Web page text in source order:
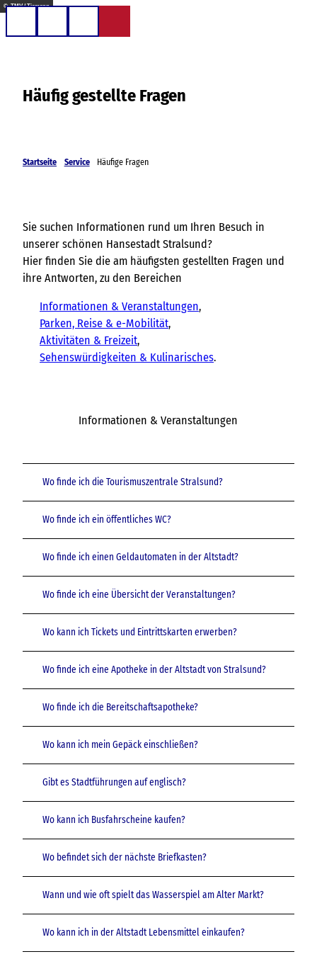
Z© TMV / Tiemann
Häufig gestellte Fragen
Startseite Service Häufige Fragen
Sie suchen Informationen rund um Ihren Besuch in
unserer schönen Hansestadt Stralsund?
Hier finden Sie die am häufigsten gestellten Fragen und
ihre Antworten, zu den Bereichen
Informationen & Veranstaltungen,
Parken, Reise & e-Mobilität,
Aktivitäten & Freizeit,
Sehenswürdigkeiten & Kulinarisches.
Informationen & Veranstaltungen
Wo finde ich die Tourismuszentrale Stralsund?
Wo finde ich ein öffentliches WC?
Wo finde ich einen Geldautomaten in der Altstadt?
Wo finde ich eine Übersicht der Veranstaltungen?
Wo kann ich Tickets und Eintrittskarten erwerben?
Wo finde ich eine Apotheke in der Altstadt von Stralsund?
Wo finde ich die Bereitschaftsapotheke?
Wo kann ich mein Gepäck einschließen?
Gibt es Stadtführungen auf englisch?
Wo kann ich Busfahrscheine kaufen?
Wo befindet sich der nächste Briefkasten?
Wann und wie oft spielt das Wasserspiel am Alter Markt?
Wo kann ich in der Altstadt Lebensmittel einkaufen?